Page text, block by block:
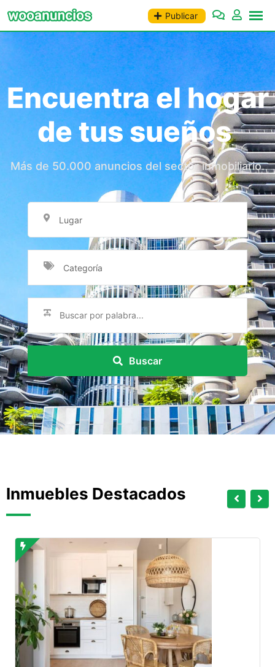
Publicar
Encuentra el hogar
de tus sueños
Más de 50.000 anuncios del sector inmobiliario.
Lugar
Categoría
Buscar
Inmuebles Destacados